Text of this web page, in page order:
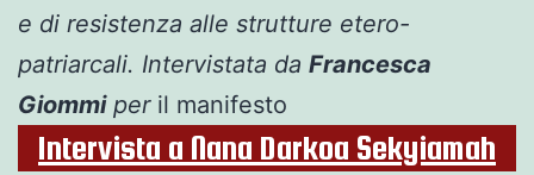
e di resistenza alle strutture etero-
patriarcali. Intervistata da Francesca
Giommiper il manifesto
Intervista a Nana Darkoa Sekyiamah